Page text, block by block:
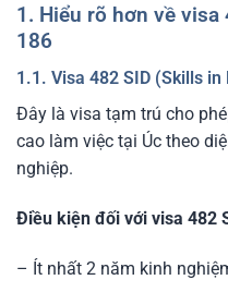
1. Hiểu rõ hơn về visa
186
1.1. Visa 482 SID (Skills in
Đây là visa tạm trú cho
cao làm việc tại Úc theo
nghiệp.
Điều kiện đối với visa 482
– Ít nhất 2 năm kinh